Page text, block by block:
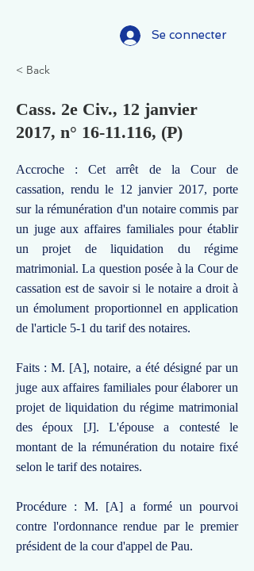
Se connecter
< Back
Cass. 2e Civ., 12 janvier
2017, n° 16-11.116, (P)
Accroche : Cet arrêt de la Cour de
cassation, rendu le 12 janvier 2017, porte
sur la rémunération d'un notaire commis par
un juge aux affaires familiales pour établir
un projet de liquidation du régime
matrimonial. La question posée à la Cour de
cassation est de savoir si le notaire a droit à
un émolument proportionnel en application
de l'article 5-1 du tarif des notaires.
Faits : M. [A], notaire, a été désigné par un
juge aux affaires familiales pour élaborer un
projet de liquidation du régime matrimonial
des époux [J]. L'épouse a contesté le
montant de la rémunération du notaire fixé
selon le tarif des notaires.
Procédure : M. [A] a formé un pourvoi
contre l'ordonnance rendue par le premier
président de la cour d'appel de Pau.